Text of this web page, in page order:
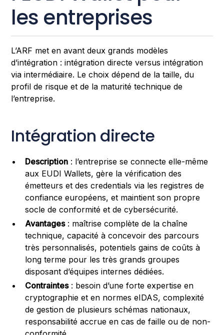
les entreprises
L’ARF met en avant deux grands modèles
d’intégration : intégration directe versus intégration
via intermédiaire. Le choix dépend de la taille, du
profil de risque et de la maturité technique de
l’entreprise.
Intégration directe
Description : l’entreprise se connecte elle-même
aux EUDI Wallets, gère la vérification des
émetteurs et des credentials via les registres de
confiance européens, et maintient son propre
socle de conformité et de cybersécurité.
Avantages: maîtrise complète de la chaîne
technique, capacité à concevoir des parcours
très personnalisés, potentiels gains de coûts à
long terme pour les très grands groupes
disposant d’équipes internes dédiées.
Contraintes: besoin d’une forte expertise en
cryptographie et en normes eIDAS, complexité
de gestion de plusieurs schémas nationaux,
responsabilité accrue en cas de faille ou de non-